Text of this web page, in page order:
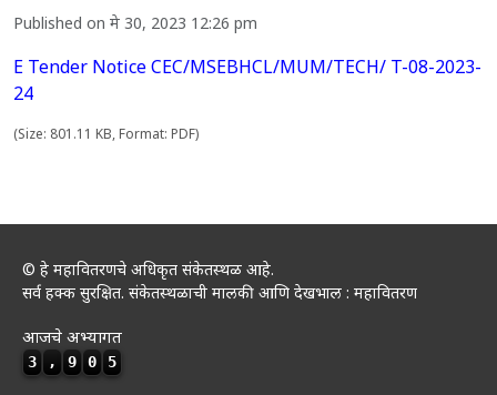
Published on मे 30, 2023 12:26 pm
E Tender Notice CEC/MSEBHCL/MUM/TECH/ T-08-2023-
24
(Size: 801.11 KB, Format: PDF)
© हे महावितरणचे अधिकृत संकेतस्थळ आहे.
सर्व हक्क सुरक्षित. संकेतस्थळाची मालकी आणि देखभाल : महावितरण
आजचे अभ्यागत
3 , 9 0 5